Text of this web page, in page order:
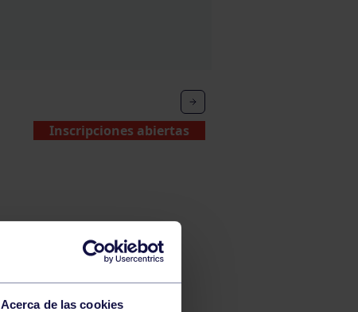
Acerca de las cookies
Inscripciones abiertas